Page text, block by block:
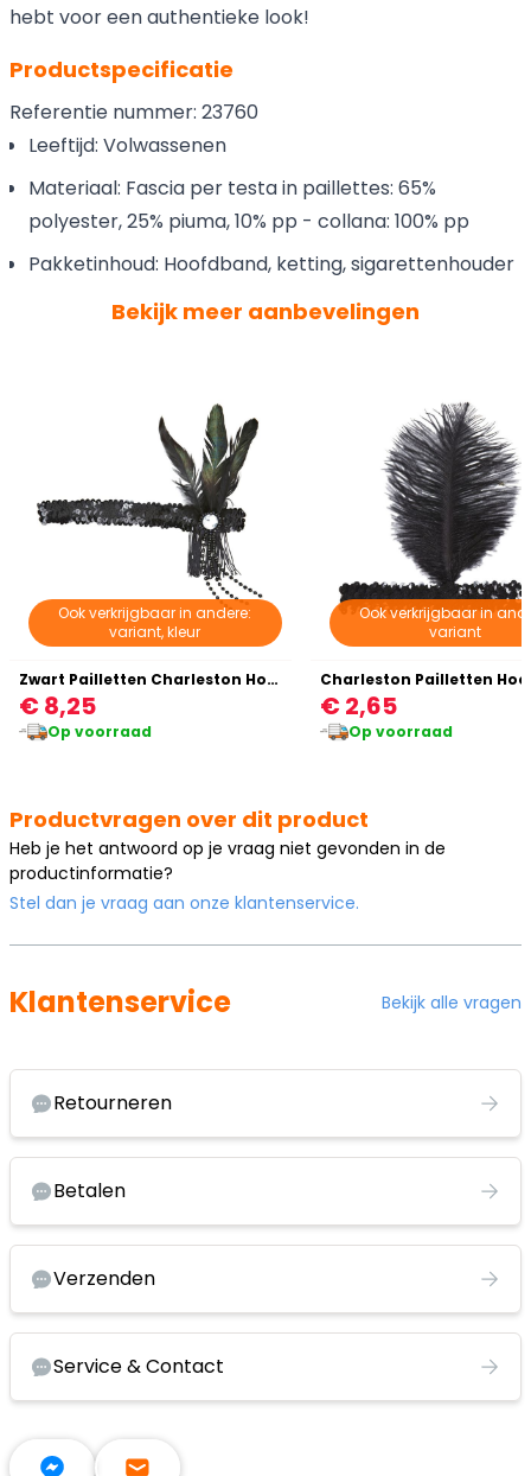
hebt voor een authentieke look!
Productspecificatie
Referentie nummer: 23760
Leeftijd: Volwassenen
Materiaal: Fascia per testa in paillettes: 65%
polyester, 25% piuma, 10% pp - collana: 100% pp
Pakketinhoud: Hoofdband, ketting, sigarettenhouder
Bekijk meer aanbevelingen
Ook verkrijgbaar in andere:
variant, kleur
Zwart Pailletten Charleston Hoofdband
€ 8,25
Op voorraad
Ook verkrijgbaar in
variant
€ 2,65
Op voorraad
Productvragen over dit product
Heb je het antwoord op je vraag niet gevonden in de
productinformatie?
Stel dan je vraag aan onze klantenservice.
Klantenservice Bekijk alle vragen
Retourneren
Betalen
Verzenden
Service & Contact